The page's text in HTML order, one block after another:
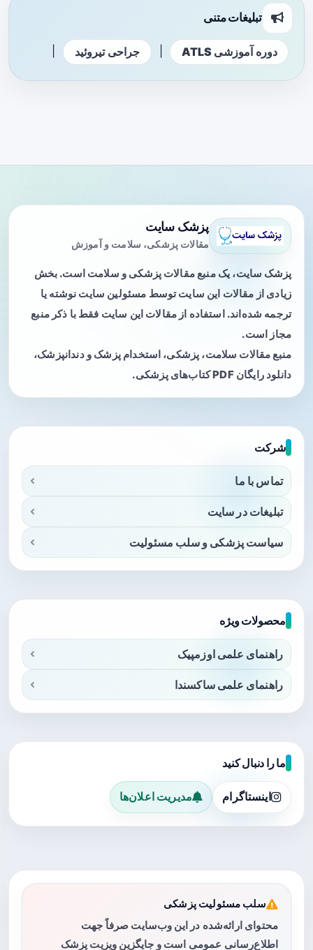
تبلیغات متنی
دوره آموزشی ATLS جراحی تیروئید
پزشک سایت
مقالات پزشکی، سلامت و آموزش
پزشک سایت، یک منبع مقالات پزشکی و سلامت است. بخش
زیادی از مقالات این سایت توسط مسئولین سایت نوشته یا
ترجمه شده‌اند. استفاده از مقالات این سایت فقط با ذکر منبع
مجاز است.
منبع مقالات سلامت، پزشکی، استخدام پزشک و دندانپزشک،
دانلود رایگان PDF کتاب‌های پزشکی.
شرکت
تماس با ما
تبلیغات در سایت
سیاست پزشکی و سلب مسئولیت
محصولات ویژه
راهنمای علمی اوزمپیک
راهنمای علمی ساکسندا
ما را دنبال کنید
اینستاگرام مدیریت اعلان‌ها
سلب مسئولیت پزشکی
محتوای ارائه‌شده در این وب‌سایت صرفاً جهت
اطلاع‌رسانی عمومی است و جایگزین ویزیت پزشک